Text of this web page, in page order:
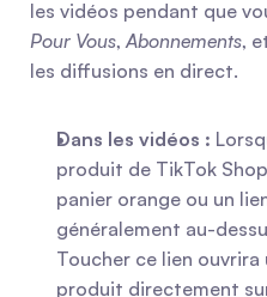
Pour Vous, Abonnements,
les diffusions en direct.
Dans les vidéos :
produit de TikTok
panier orange ou un
généralement au-
Toucher ce lien
produit directement